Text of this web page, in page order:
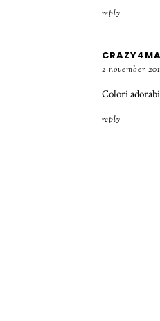
reply
2 november
Colori
reply